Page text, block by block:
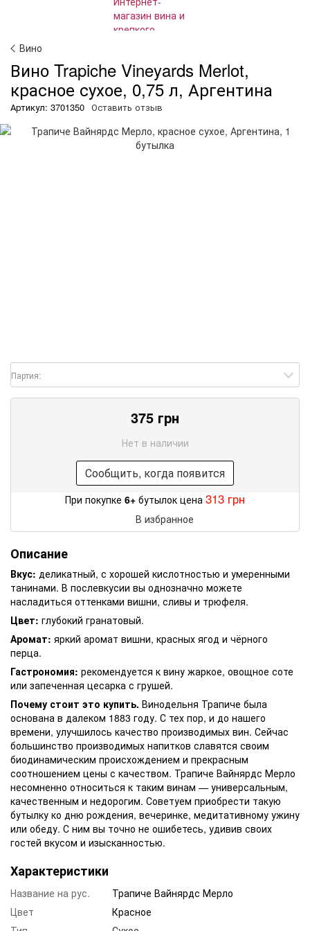
Вино
Вино Trapiche Vineyards Merlot,
красное сухое, 0,75 л, Аргентина
Артикул: 3701350 Оставить отзыв
Партия:
375 грн
Нет в наличии
Сообщить, когда появится
При покупке 6+ бутылок цена 313 грн
В избранное
Описание
Вкус: деликатный, с хорошей кислотностью и умеренными
танинами. В послевкусии вы однозначно можете
насладиться оттенками вишни, сливы и трюфеля.
Цвет: глубокий гранатовый.
Аромат: яркий аромат вишни, красных ягод и чёрного
перца.
Гастрономия: рекомендуется к вину жаркое, овощное соте
или запеченная цесарка с грушей.
Почему стоит это купить. Винодельня Трапиче была
основана в далеком 1883 году. С тех пор, и до нашего
времени, улучшилось качество производимых вин. Сейчас
большинство производимых напитков славятся своим
биодинамическим происхождением и прекрасным
соотношением цены с качеством. Трапиче Вайнярдс Мерло
несомненно относиться к таким винам — универсальным,
качественным и недорогим. Советуем приобрести такую
бутылку ко дню рождения, вечеринке, медитативному ужину
или обеду. С ним вы точно не ошибетесь, удивив своих
гостей вкусом и изысканностью.
Характеристики
Название на рус.
Трапиче Вайнярдс Мерло
Цвет
Красное